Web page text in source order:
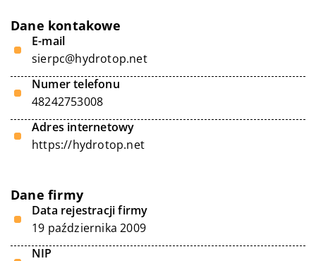
Dane kontakowe
E-mail
sierpc@hydrotop.net
Numer telefonu
48242753008
Adres internetowy
https://hydrotop.net
Dane firmy
Data rejestracji firmy
19 października 2009
NIP